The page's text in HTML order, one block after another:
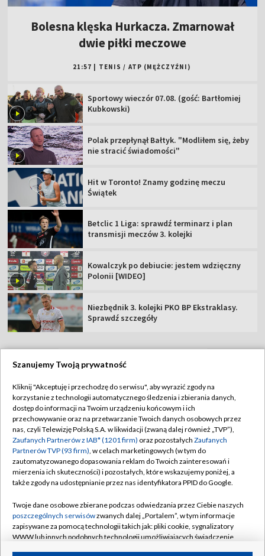
Bolesna klęska Hurkacza. Zmarnował
dwie piłki meczowe
21:57 TENIS / ATP (MĘŻCZYŹNI)
Sportowy wieczór 07.08. (gość: Bartłomiej
Kubkowski)
Polak przepłynął Bałtyk. "Modliłem się, żeby
nie stracić świadomości"
Hit w Toronto! Znamy godzinę meczu
Świątek
Betclic 1 Liga: sprawdź terminarz i plan
transmisji meczów 3. kolejki
Kowalczyk po debiucie: jestem wdzięczny
Polonii [WIDEO]
Niezbędnik 3. kolejki PKO BP Ekstraklasy.
Sprawdź szczegóły
Abonament TVP
Sklep TVP
Biuro Reklamy
Oferta Handlowa
Telegazeta ogłoszenia
Rada Programowa
Ogłoszenia przetargowe
Akademia Telewizyjna
Regulamin TVP
Polityka prywatności
Moje zgody
Biuro reklamy
Kontakt
Kanały
©2026 Telewizja Polska Spółka Akcyjna w likwidacji
Szanujemy Twoją prywatność
Kliknij "Akceptuję i przechodzę do serwisu", aby wyrazić zgody na
korzystanie z technologii automatycznego śledzenia i zbierania danych,
dostęp do informacji na Twoim urządzeniu końcowym i ich
przechowywanie oraz na przetwarzanie Twoich danych osobowych przez
nas, czyli Telewizję Polską S.A. w likwidacji (zwaną dalej również „TVP”),
Zaufanych Partnerów z IAB* (1201 firm) oraz pozostałych Zaufanych
Partnerów TVP (93 firm), w celach marketingowych (w tym do
zautomatyzowanego dopasowania reklam do Twoich zainteresowań i
mierzenia ich skuteczności) i pozostałych, które wskazujemy poniżej, a
także zgody na udostępnianie przez nas identyfikatora PPID do Google.
Twoje dane osobowe zbierane podczas odwiedzania przez Ciebie naszych
poszczególnych serwisówzwanych dalej „Portalem”, w tym informacje
zapisywane za pomocą technologii takich jak: pliki cookie, sygnalizatory
WWW lub innych podobnych technologii umożliwiających świadczenie